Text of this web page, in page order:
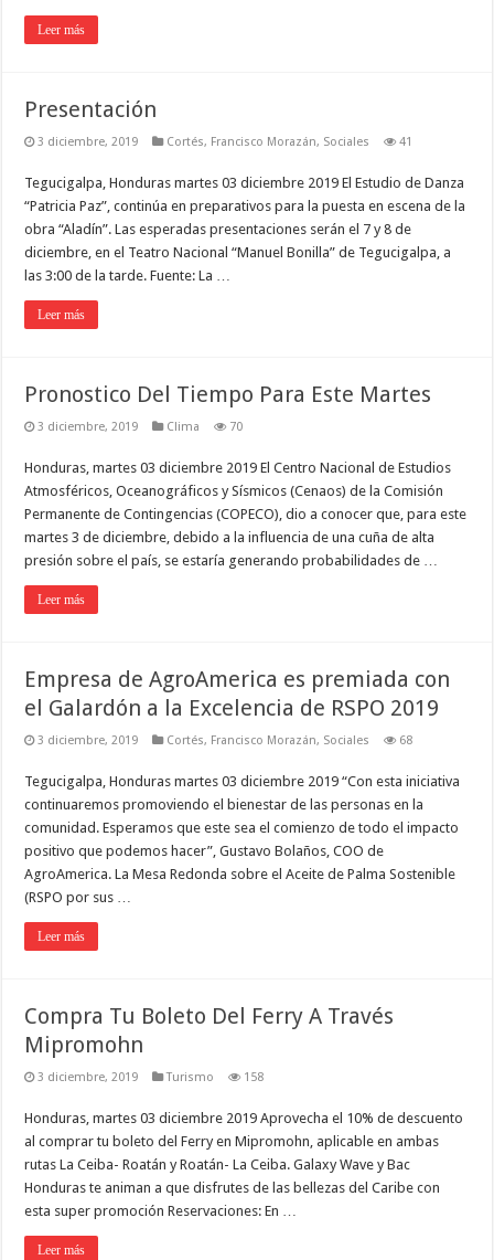
Leer más
Presentación
3 diciembre, 2019 Cortés, Francisco Morazán, Sociales 41
Tegucigalpa, Honduras martes 03 diciembre 2019 El Estudio de Danza
“Patricia Paz”, continúa en preparativos para la puesta en escena de la
obra “Aladín”. Las esperadas presentaciones serán el 7 y 8 de
diciembre, en el Teatro Nacional “Manuel Bonilla” de Tegucigalpa, a
las 3:00 de la tarde. Fuente: La …
Leer más
Pronostico Del Tiempo Para Este Martes
3 diciembre, 2019 Clima 70
Honduras, martes 03 diciembre 2019 El Centro Nacional de Estudios
Atmosféricos, Oceanográficos y Sísmicos (Cenaos) de la Comisión
Permanente de Contingencias (COPECO), dio a conocer que, para este
martes 3 de diciembre, debido a la influencia de una cuña de alta
presión sobre el país, se estaría generando probabilidades de …
Leer más
Empresa de AgroAmerica es premiada con
el Galardón a la Excelencia de RSPO 2019
3 diciembre, 2019 Cortés, Francisco Morazán, Sociales 68
Tegucigalpa, Honduras martes 03 diciembre 2019 “Con esta iniciativa
continuaremos promoviendo el bienestar de las personas en la
comunidad. Esperamos que este sea el comienzo de todo el impacto
positivo que podemos hacer”, Gustavo Bolaños, COO de
AgroAmerica. La Mesa Redonda sobre el Aceite de Palma Sostenible
(RSPO por sus …
Leer más
Compra Tu Boleto Del Ferry A Través
Mipromohn
3 diciembre, 2019 Turismo 158
Honduras, martes 03 diciembre 2019 Aprovecha el 10% de descuento
al comprar tu boleto del Ferry en Mipromohn, aplicable en ambas
rutas La Ceiba- Roatán y Roatán- La Ceiba. Galaxy Wave y Bac
Honduras te animan a que disfrutes de las bellezas del Caribe con
esta super promoción Reservaciones: En …
Leer más